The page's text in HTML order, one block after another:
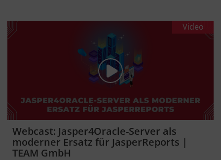
Video
Webcast: Jasper4Oracle-Server als
moderner Ersatz für JasperReports |
TEAM GmbH